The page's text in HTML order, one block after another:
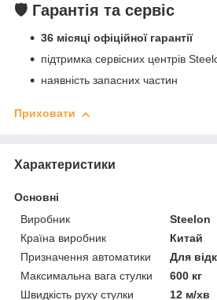
🛡 Гарантія та сервіс
36 місяці офіційної гарантії
підтримка сервісних центрів
наявність запасних частин
Приховати
Характеристики
Основні
Виробник
Steelon
Країна виробник
Китай
Призначення автоматики
Для
Максимальна вага стулки
600 кг
Швидкість руху стулки
12 м/хв